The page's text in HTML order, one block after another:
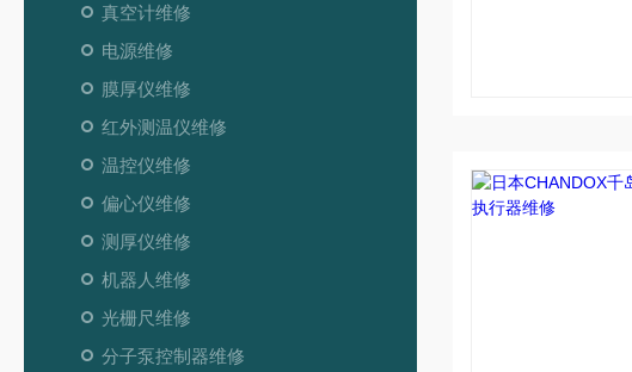
真空计维修
电源维修
膜厚仪维修
红外测温仪维修
温控仪维修
偏心仪维修
测厚仪维修
机器人维修
光栅尺维修
分子泵控制器维修